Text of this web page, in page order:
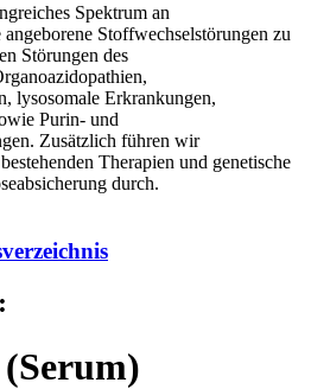
Spektrum an
Stoffwechselstörungen zu
Störungen des
lysosomale Erkrankungen,
Purin- und
Zusätzlich führen wir
Therapien und genetische
durch.